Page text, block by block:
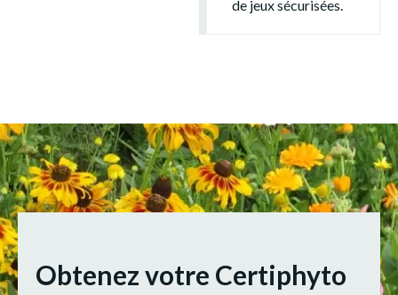
de jeux sécurisées.
Obtenez votre Certiphyto